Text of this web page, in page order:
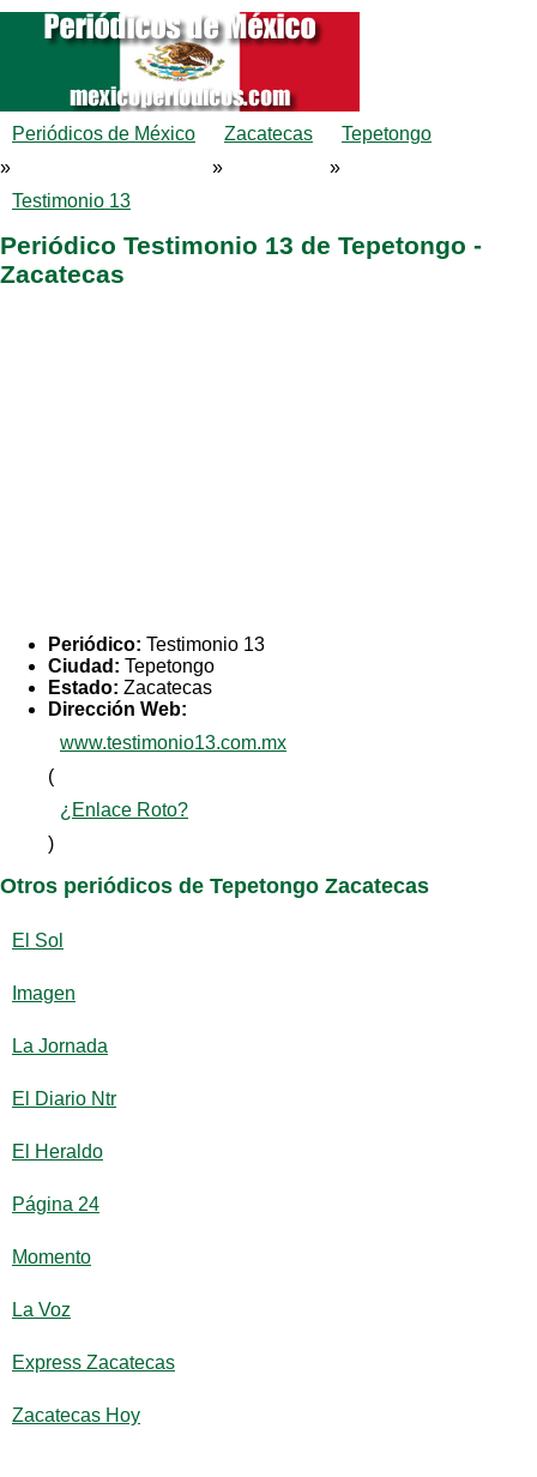
Periódicos de México
»
Zacatecas
»
Tepetongo
»
Testimonio 13
Periódico Testimonio 13 de Tepetongo -
Zacatecas
Periódico: Testimonio 13
Ciudad: Tepetongo
Estado: Zacatecas
Dirección Web:
www.testimonio13.com.mx
(
¿Enlace Roto?
)
Otros periódicos de Tepetongo Zacatecas
El Sol
Imagen
La Jornada
El Diario Ntr
El Heraldo
Página 24
Momento
La Voz
Express Zacatecas
Zacatecas Hoy